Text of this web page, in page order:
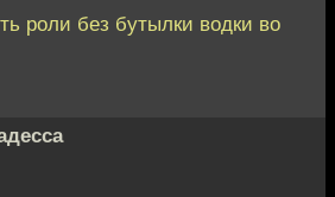
роли без бутылки водки во